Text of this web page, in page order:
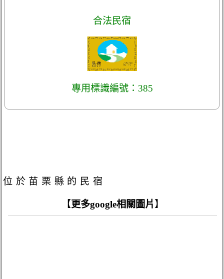
合法民宿
專用標識編號：385
位於苗栗縣的民宿
【更多google相關圖片】